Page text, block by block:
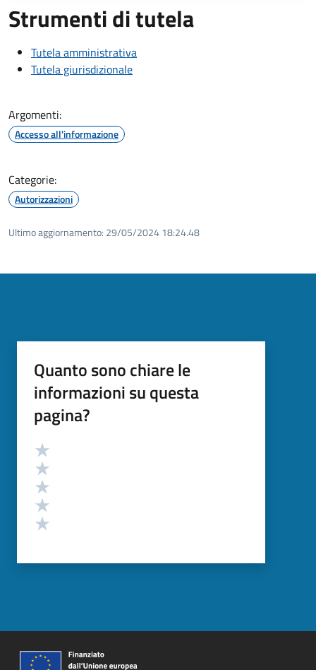
Strumenti di tutela
Tutela amministrativa
Tutela giurisdizionale
Argomenti:
Accesso all'informazione
Categorie:
Autorizzazioni
Ultimo aggiornamento: 29/05/2024 18:24.48
Quanto sono chiare le
informazioni su questa
pagina?
Valutazione